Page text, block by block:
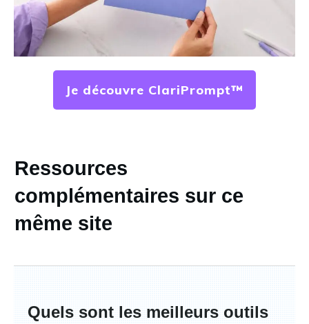
Je découvre ClariPrompt™
Ressources
complémentaires sur ce
même site
Quels sont les meilleurs outils